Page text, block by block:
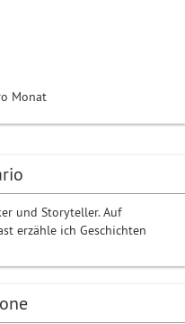
und Storyteller. Auf
erzähle ich Geschichten
Monat